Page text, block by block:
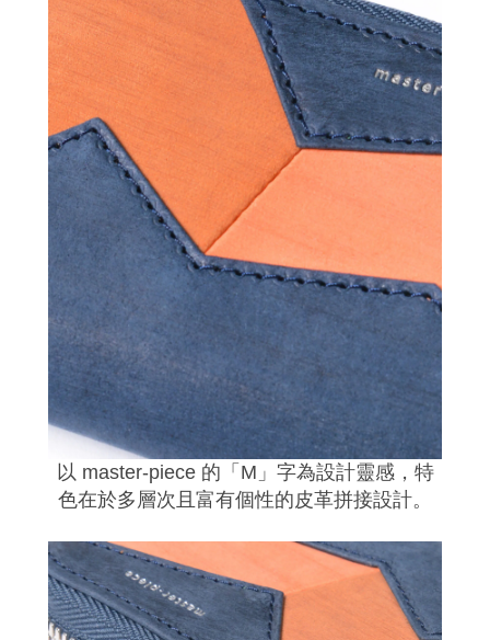
以 master-piece 的「M」字為設計靈感，特
色在於多層次且富有個性的皮革拼接設計。